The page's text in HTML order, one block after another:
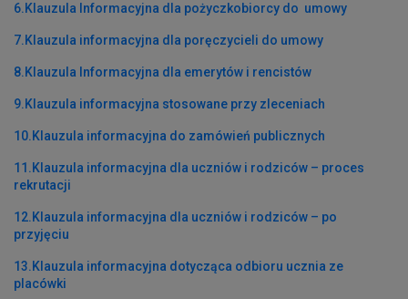
6.Klauzula Informacyjna dla pożyczkobiorcy do umowy
7.Klauzula informacyjna dla poręczycieli do umowy
8.Klauzula Informacyjna dla emerytów i rencistów
9.Klauzula informacyjna stosowane przy zleceniach
10.Klauzula informacyjna do zamówień publicznych
11.Klauzula informacyjna dla uczniów i rodziców – proces
rekrutacji
12.Klauzula informacyjna dla uczniów i rodziców – po
przyjęciu
13.Klauzula informacyjna dotycząca odbioru ucznia ze
placówki